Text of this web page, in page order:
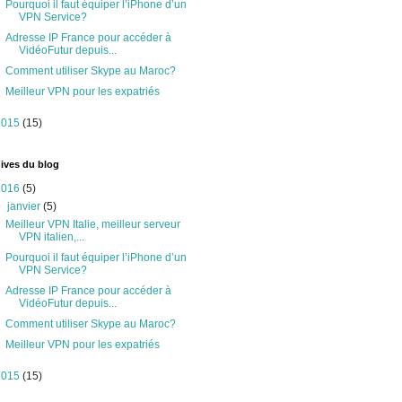
Pourquoi il faut équiper l’iPhone d’un
VPN Service?
Adresse IP France pour accéder à
VidéoFutur depuis...
Comment utiliser Skype au Maroc?
Meilleur VPN pour les expatriés
(15)
du blog
(5)
janvier(5)
Meilleur VPN Italie, meilleur serveur
VPN italien,...
Pourquoi il faut équiper l’iPhone d’un
VPN Service?
Adresse IP France pour accéder à
VidéoFutur depuis...
Comment utiliser Skype au Maroc?
Meilleur VPN pour les expatriés
(15)